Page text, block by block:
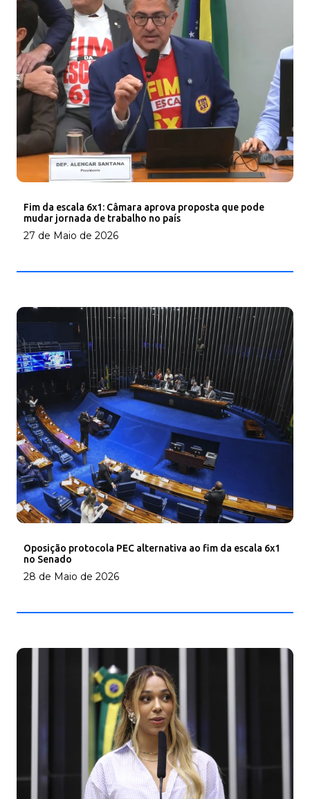
Fim da escala 6x1: Câmara aprova proposta que pode
mudar jornada de trabalho no país
27 de Maio de 2026
Oposição protocola PEC alternativa ao fim da escala 6x1
no Senado
28 de Maio de 2026